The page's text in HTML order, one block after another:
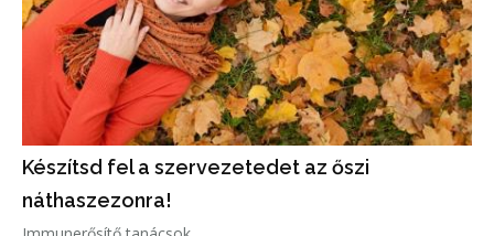
Készítsd fel a szervezetedet az őszi
náthaszezonra!